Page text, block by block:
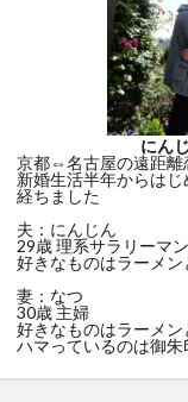
にん
京都⇔名古屋の遠距離
新婚生活半年からは
経ちました
夫：にんじん
29歳 理系サラリーマン
好きなものはラーメ
妻：なつ
30歳 主婦
好きなものはラーメン
ハマっているのは御朱